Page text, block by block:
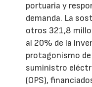
portuaria y
demanda. La
otros 321,8
al 20% de la
protagonismo
suministro
(OPS),